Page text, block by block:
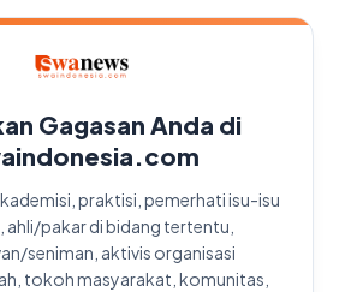
Gagasan Anda di
praktisi, pemerhati isu-isu
ahli/pakar di bidang tertentu,
seniman, aktivis organisasi
tokoh masyarakat, komunitas,